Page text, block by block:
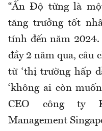
“Ấn Độ từng là
tăng trưởng tốt
tính đến năm
đầy 2 năm qua, câu
từ ‘thị trường hấp
‘không ai còn
CEO công ty
Management